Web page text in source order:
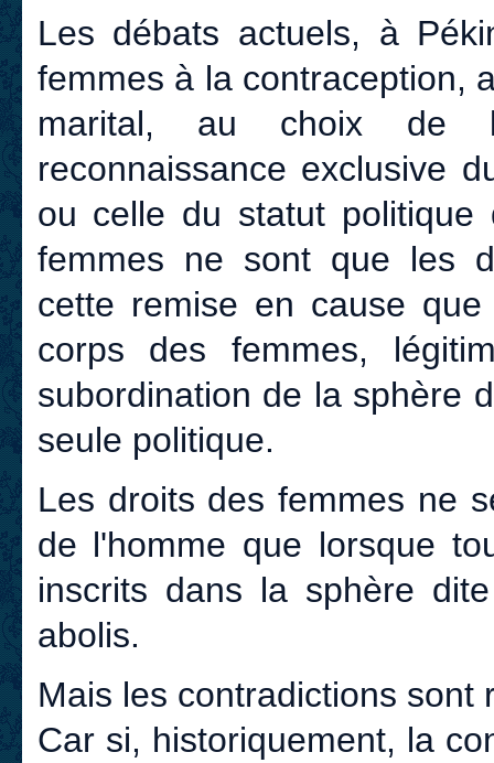
Les débats actuels, à
femmes à la contraception,
marital, au choix de
reconnaissance exclusive
ou celle du statut politique
femmes ne sont que les
cette remise en cause
corps des femmes,
subordination de la sphère
seule politique.
Les droits des femmes ne
de l'homme que lorsque
inscrits dans la sphère
abolis.
Mais les contradictions sont
Car si, historiquement, la